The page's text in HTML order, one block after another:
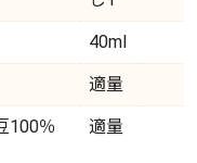
40ml
適量
100％
適量